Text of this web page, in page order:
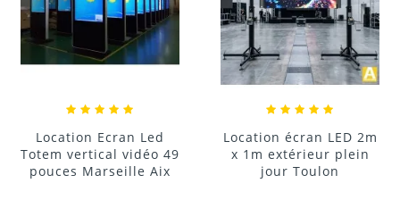
Location Ecran Led
Totem vertical vidéo 49
pouces Marseille Aix
Location écran LED 2m
x 1m extérieur plein
jour Toulon